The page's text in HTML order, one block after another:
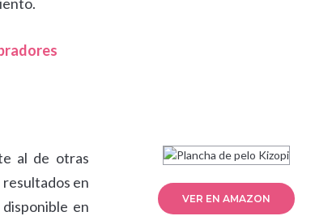
VER EN AMAZON
al de otras
resultados en
en